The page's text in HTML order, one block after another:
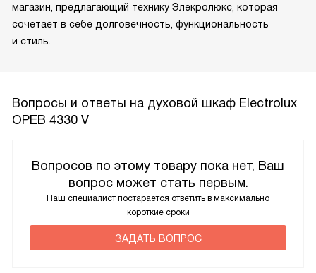
магазин, предлагающий технику Элекролюкс, которая
сочетает в себе долговечность, функциональность
и стиль.
Вопросы и ответы на духовой шкаф Electrolux
OPEB 4330 V
Вопросов по этому товару пока нет, Ваш
вопрос может стать первым.
Наш специалист постарается ответить в максимально
короткие сроки
ЗАДАТЬ ВОПРОС